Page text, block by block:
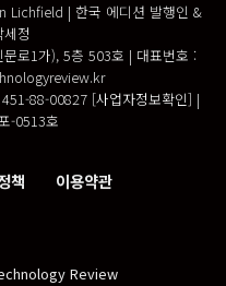
Lichfield | 한국 에디션 발행인 &
정
로1가), 5층 503호 | 대표번호 :
88-00827 [사업자정보확인] |
-0513호
책 이용약관
Review